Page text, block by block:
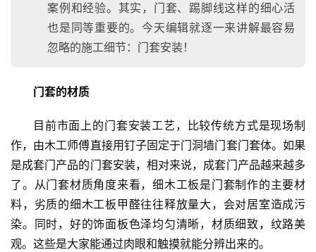
案例和经验。其实，门套、踢脚线这样的细心活
也是同等重要的。今天编辑就逐一来讲解最容易
忽略的施工细节：门套安装！
门套的材质
目前市面上的门套安装工艺，比较传统方式是现场制
作，由木工师傅直接用钉子固定于门洞墙门套门套体。如果
是成套门产品的门套安装，相对来说，成套门产品越来越多
了。从门套材质角度来看，细木工板是门套制作的主要材
料，劣质的细木工板甲醛往往释放量大，会对居室造成污
染。同时，好的饰面板色泽均匀清晰，材质细致，纹路美
观。这些是大家能通过肉眼和触摸就能分辨出来的。